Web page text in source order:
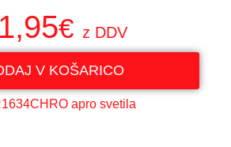
€ z DDV
V KOŠARICO